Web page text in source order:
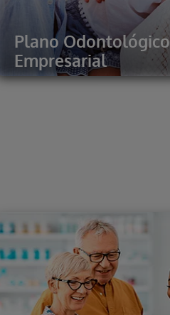
Plano Odontológico
Empresarial